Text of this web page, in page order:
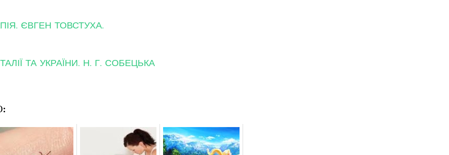
ЄВГЕН ТОВСТУХА.
ТА УКРАЇНИ. Н. Г. СОБЕЦЬКА